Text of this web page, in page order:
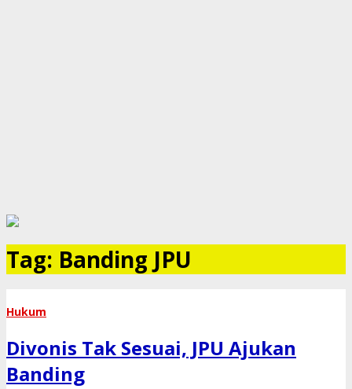
Tag: Banding JPU
Hukum
Divonis Tak Sesuai, JPU Ajukan
Banding